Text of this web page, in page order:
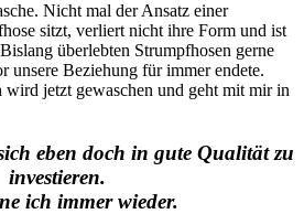
Nicht mal der Ansatz einer
sitzt, verliert nicht ihre Form und ist
überlebten Strumpfhosen gerne
unsere Beziehung für immer endete.
wird jetzt gewaschen und geht mit mir in
eben doch in gute Qualität zu
investieren.
ich immer wieder.